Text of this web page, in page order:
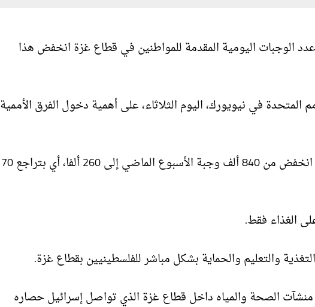
الوجبات اليومية المقدمة للمواطنين في قطاع غزة انخفض هذا
في نيويورك، اليوم الثلاثاء، على أهمية دخول الفرق الأممية
وأشار إلى أن عدد الوجبات اليومية في قطاع غزة انخفض من 840 ألف وجبة الأسبوع الماضي إلى 260 ألفا، أي بتراجع 70
الغذاء فقط.
والتعليم والحماية بشكل مباشر للفلسطينيين بقطاع غزة.
الصحة والمياه داخل قطاع غزة الذي تواصل إسرائيل حصاره